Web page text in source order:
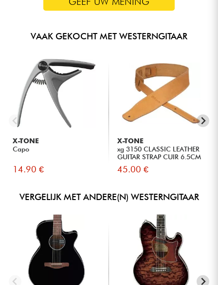
VAAK GEKOCHT MET WESTERNGITAAR
X-TONE
Capo
14.90 €
X-TONE
xg 3150 CLASSIC LEATHER
GUITAR STRAP CUIR 6.5CM
BR...
45.00 €
VERGELIJK MET ANDERE(N) WESTERNGITAAR